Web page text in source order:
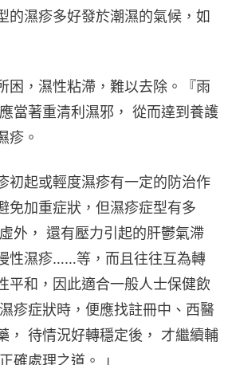
的濕疹多好發於潮濕的氣候，如
困，濕性粘滯，難以去除。『雨
當著重清利濕邪， 從而達到養護
疹。
初起或輕度濕疹有一定的防治作
免加重症狀，但濕疹症型有多
外， 還有壓力引起的肝鬱氣滯
性濕疹……等，而且往往互為轉
平和，因此適合一般人士保健飲
疹症狀時，便應找註冊中、西醫
， 待情況好轉穩定後， 才繼續輔
確處理之道。 」